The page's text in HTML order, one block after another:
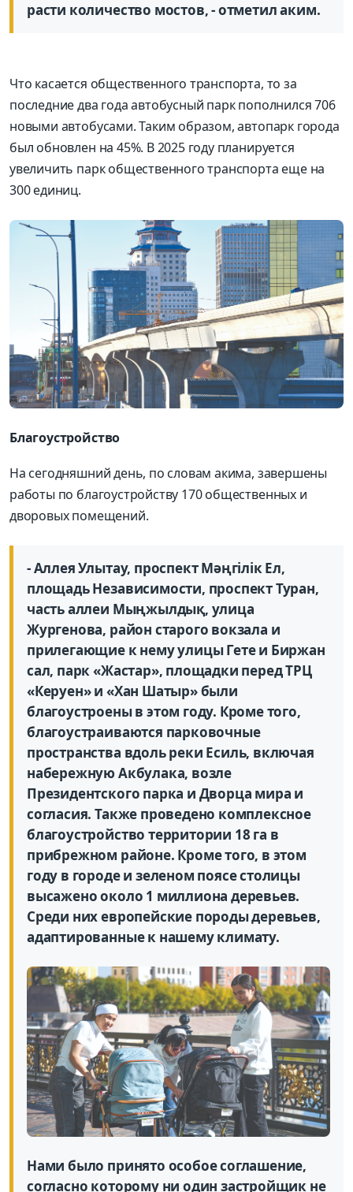
расти количество мостов, - отметил аким.
Что касается общественного транспорта, то за
последние два года автобусный парк пополнился 706
новыми автобусами. Таким образом, автопарк города
был обновлен на 45%. В 2025 году планируется
увеличить парк общественного транспорта еще на
300 единиц.
Благоустройство
На сегодняшний день, по словам акима, завершены
работы по благоустройству 170 общественных и
дворовых помещений.
- Аллея Улытау, проспект Мәңгілік Ел,
площадь Независимости, проспект Туран,
часть аллеи Мыңжылдық, улица
Жургенова, район старого вокзала и
прилегающие к нему улицы Гете и Биржан
сал, парк «Жастар», площадки перед ТРЦ
«Керуен» и «Хан Шатыр» были
благоустроены в этом году. Кроме того,
благоустраиваются парковочные
пространства вдоль реки Есиль, включая
набережную Акбулака, возле
Президентского парка и Дворца мира и
согласия. Также проведено комплексное
благоустройство территории 18 га в
прибрежном районе. Кроме того, в этом
году в городе и зеленом поясе столицы
высажено около 1 миллиона деревьев.
Среди них европейские породы деревьев,
адаптированные к нашему климату.
Нами было принято особое соглашение,
согласно которому ни один застройщик не